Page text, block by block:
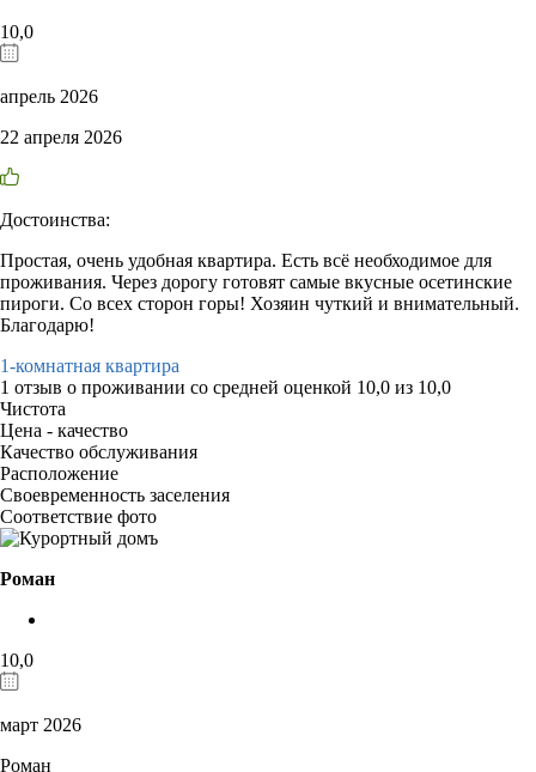
10,0
апрель 2026
22 апреля 2026
Достоинства:
Простая, очень удобная квартира. Есть всё необходимое для
проживания. Через дорогу готовят самые вкусные осетинские
пироги. Со всех сторон горы! Хозяин чуткий и внимательный.
Благодарю!
1-комнатная квартира
1 отзыв о проживании со средней оценкой 10,0 из 10,0
Чистота
Цена - качество
Качество обслуживания
Расположение
Своевременность заселения
Соответствие фото
Роман
10,0
март 2026
Роман